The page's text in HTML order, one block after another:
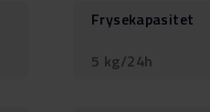
Frysekapasitet
5 kg/24h